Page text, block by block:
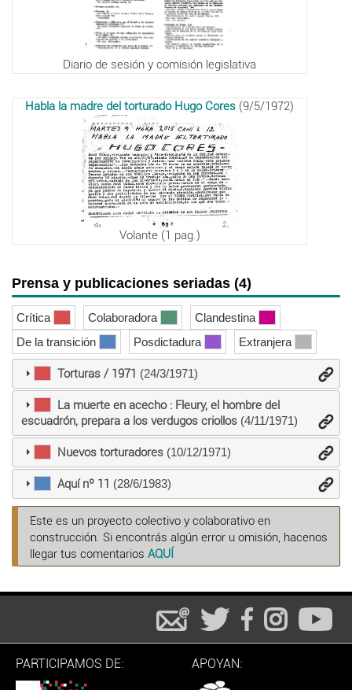
Diario de sesión y comisión legislativa
Habla la madre del torturado Hugo Cores (9/5/1972)
Volante (1 pag.)
Prensa y publicaciones seriadas (4)
Crítica Colaboradora
Clandestina
De la transición
Posdictadura Extranjera
Torturas / 1971 (24/3/1971)
La muerte en acecho : Fleury, el hombre del
escuadrón, prepara a los verdugos criollos(4/11/1971)
Nuevos torturadores(10/12/1971)
Aquí nº 11 (28/6/1983)
Este es un proyecto colectivo y colaborativo en
construcción. Si encontrás algún error u omisión, hacenos
llegar tus comentarios AQUÍ
PARTICIPAMOS DE: APOYAN: